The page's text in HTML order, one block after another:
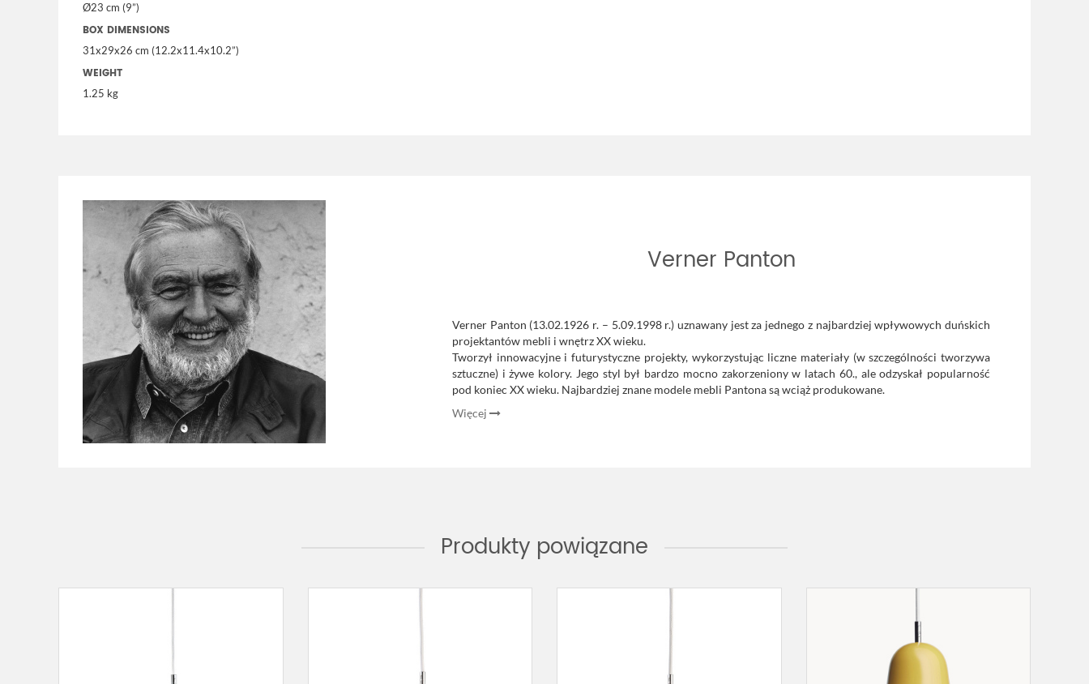
Ø23 cm (9”)
BOX DIMENSIONS
31x29x26 cm (12.2x11.4x10.2”)
WEIGHT
1.25 kg
Verner Panton
Verner Panton (13.02.1926 r. – 5.09.1998 r.) uznawany jest za jednego z najbardziej wpływowych duńskich
projektantów mebli i wnętrz XX wieku.
Tworzył innowacyjne i futurystyczne projekty, wykorzystując liczne materiały (w szczególności tworzywa
sztuczne) i żywe kolory. Jego styl był bardzo mocno zakorzeniony w latach 60., ale odzyskał popularność
pod koniec XX wieku. Najbardziej znane modele mebli Pantona są wciąż produkowane.
Więcej
Produkty powiązane